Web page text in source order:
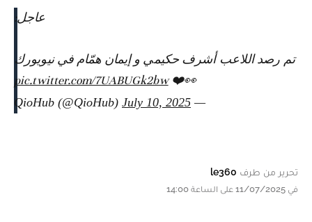
عاجل:
تم رصد اللاعب أشرف حكيمي و إيمان همّام في نيويورك
👀❤️
pic.twitter.com/7UABUGk2bw
— QioHub (@QioHub)
July 10, 2025
تحرير من طرف le360
في 11/07/2025 على الساعة 14:00